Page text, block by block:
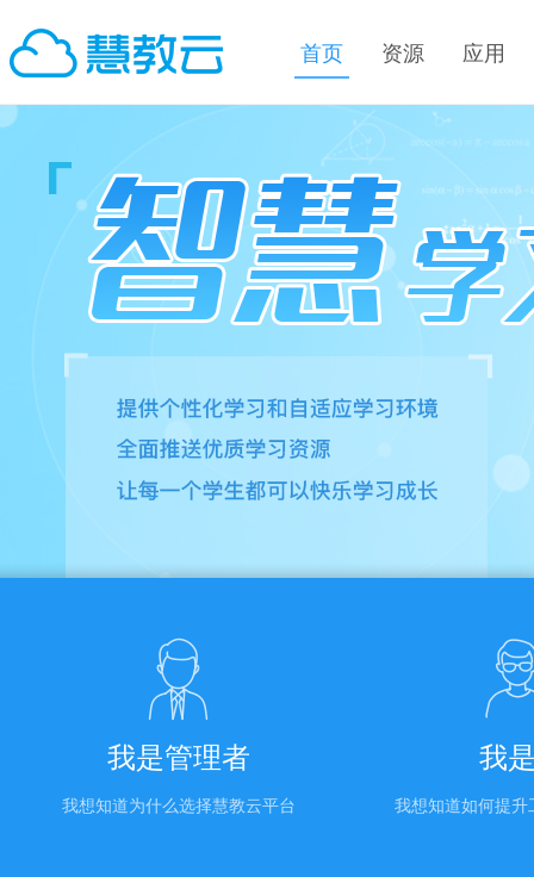
首页 资源 应用
我是管理者
我想知道为什么选择慧教云平台
我
我想知道如何提升
3
4
0
2
4
5
6
7